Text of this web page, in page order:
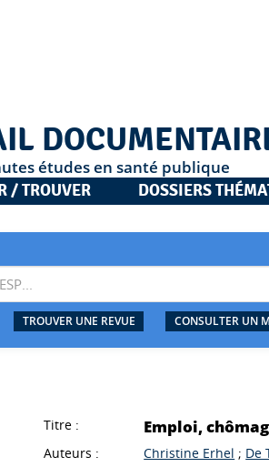
études en santé publique
/ TROUVER DOSSIERS
TROUVER UNE REVUE CONSULTER UN
Titre : Emploi,
Auteurs : Christine Erhel ; De